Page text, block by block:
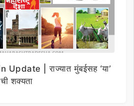
| राज्यात मुंबईसह ‘या’
शक्यता